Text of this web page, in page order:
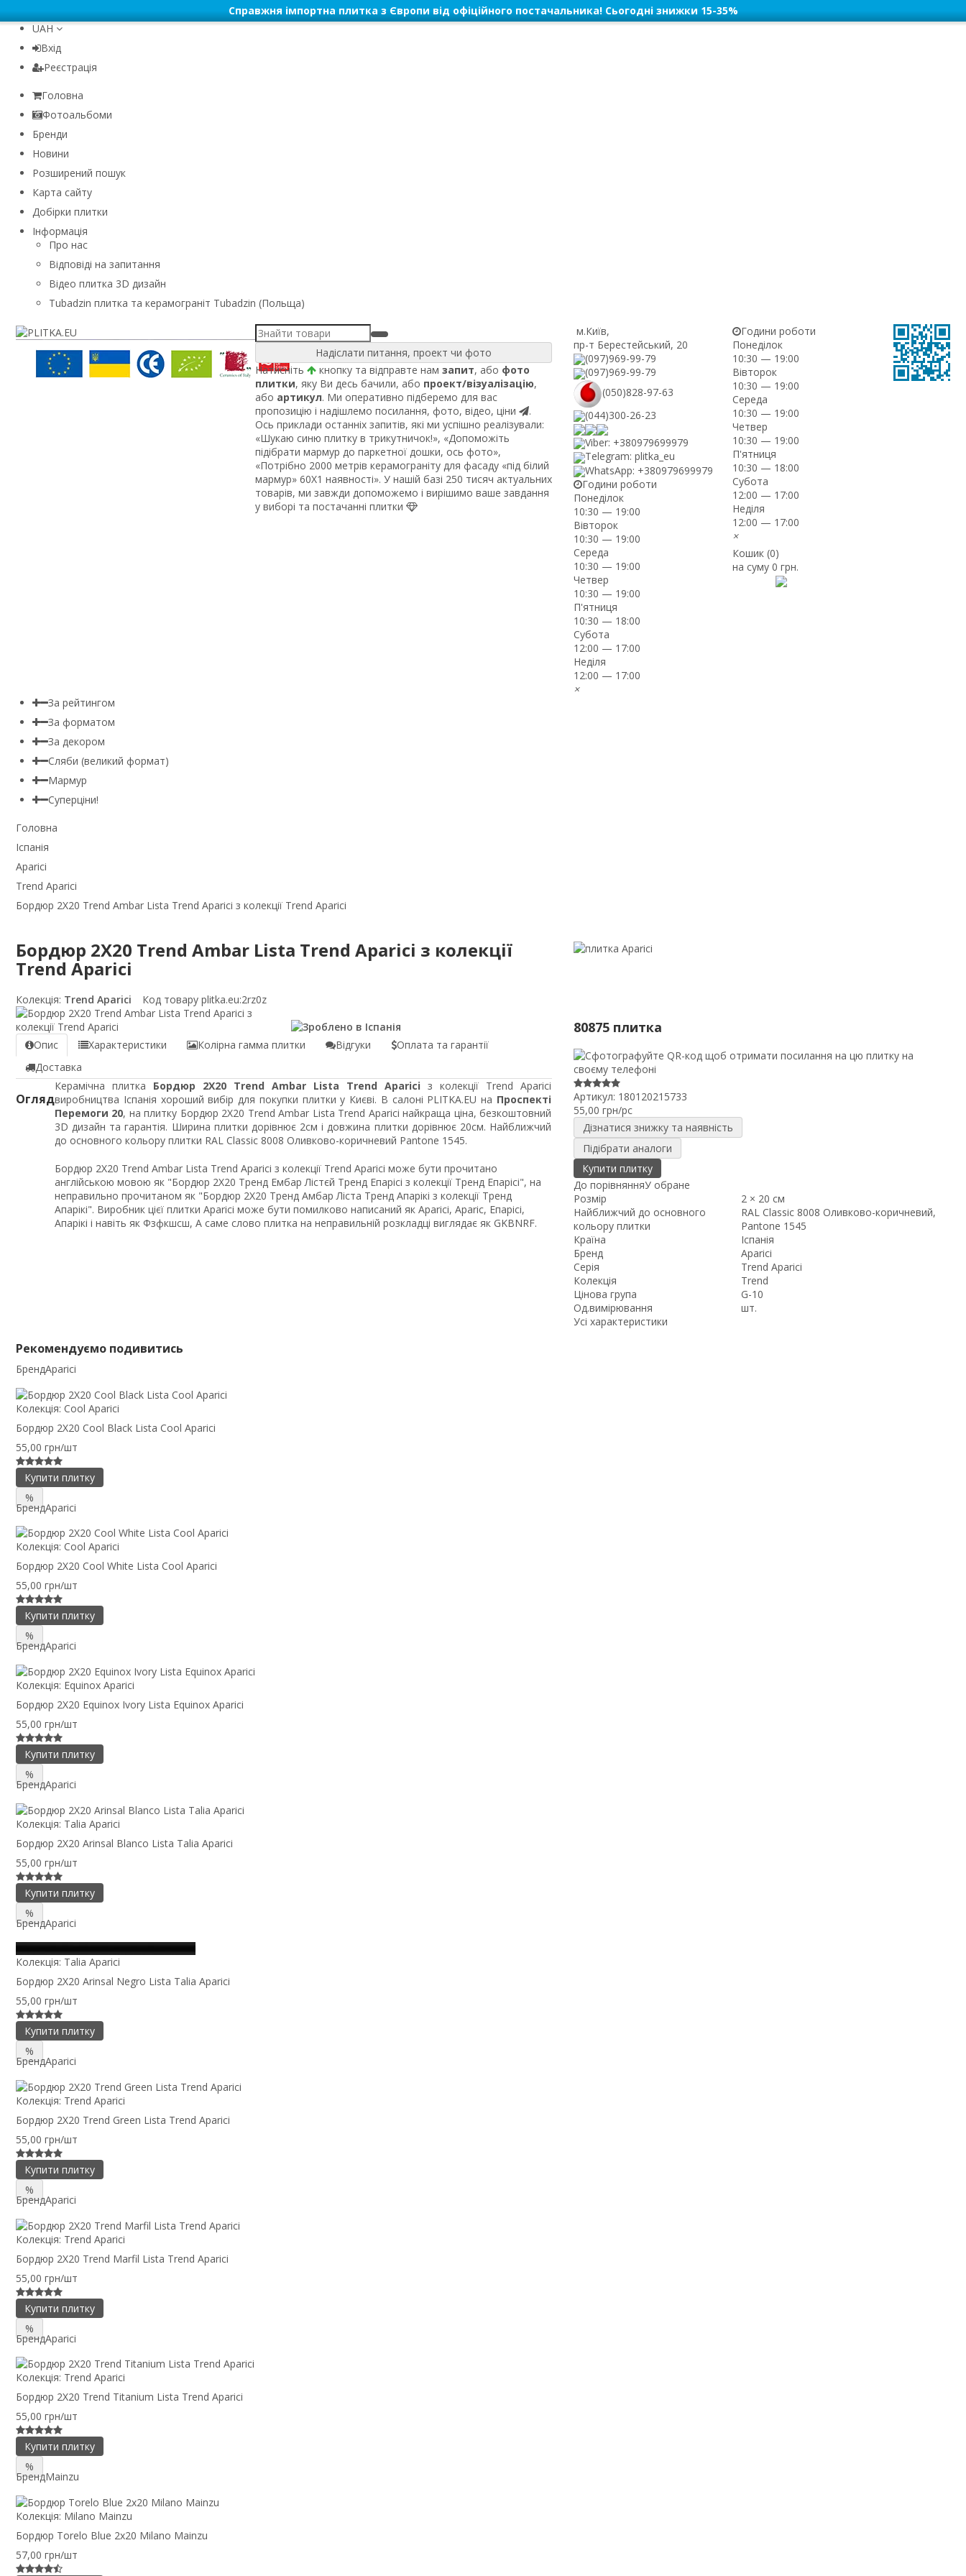
Справжня імпортна плитка з Європи від офіційного постачальника! Сьогодні знижки 15-35%
UAH
Вхід
Реєстрація
Головна
Фотоальбоми
Бренди
Новини
Розширений пошук
Карта сайту
Добірки плитки
Інформація
Про нас
Відповіді на запитання
Відео плитка 3D дизайн
Tubadzin плитка та керамограніт Tubadzin (Польща)
Надіслати питання, проект чи фото
Натисніть
кнопку та відправте нам запит, або фото
плитки, яку Ви десь бачили, або проект/візуалізацію,
або артикул. Ми оперативно підберемо для вас
пропозицію і надішлемо посилання, фото, відео, ціни
.
Ось приклади останніх запитів, які ми успішно реалізували:
«Шукаю синю плитку в трикутничок!», «Допоможіть
підібрати мармур до паркетної дошки, ось фото»,
«Потрібно 2000 метрів керамограніту для фасаду «під білий
мармур» 60Х1 наявності». У нашій базі 250 тисяч актуальних
товарів, ми завжди допоможемо і вирішимо ваше завдання
у виборі та постачанні плитки
м.Київ,
пр-т Берестейський, 20
(097)969-99-79
(097)969-99-79
(050)828-97-63
(044)300-26-23
Viber: +380979699979
Telegram: plitka_eu
WhatsApp: +380979699979
Години роботи
Понеділок
10:30 — 19:00
Вівторок
10:30 — 19:00
Середа
10:30 — 19:00
Четвер
10:30 — 19:00
П'ятниця
10:30 — 18:00
Субота
12:00 — 17:00
Неділя
12:00 — 17:00
×
Години роботи
Понеділок
10:30 — 19:00
Вівторок
10:30 — 19:00
Середа
10:30 — 19:00
Четвер
10:30 — 19:00
П'ятниця
10:30 — 18:00
Субота
12:00 — 17:00
Неділя
12:00 — 17:00
×
Кошик (0)
на суму0 грн.
За рейтингом
За форматом
За декором
Сляби (великий формат)
Мармур
Суперціни!
Головна
Іспанія
Aparici
Trend Aparici
Бордюр 2X20 Trend Ambar Lista Trend Aparici з колекції Trend Aparici
Бордюр 2X20 Trend Ambar Lista Trend Aparici з колекції
Trend Aparici
Колекція: Trend Aparici Код товару plitka.eu:2rz0z
Опис Характеристики Колірна гамма плитки Відгуки
Оплата та гарантії
Доставка
Огляд
Керамічна плитка Бордюр 2X20 Trend Ambar Lista Trend Aparici з колекції Trend Aparici
виробництва Іспанія хороший вибір для покупки плитки у Києві. В салоні PLITKA.EU на Проспекті
Перемоги 20, на плитку Бордюр 2X20 Trend Ambar Lista Trend Aparici найкраща ціна, безкоштовний
3D дизайн та гарантія. Ширина плитки дорівнює 2см і довжина плитки дорівнює 20см. Найближчий
до основного кольору плитки RAL Classic 8008 Оливково-коричневий Pantone 1545.
Бордюр 2X20 Trend Ambar Lista Trend Aparici з колекції Trend Aparici може бути прочитано
англійською мовою як "Бордюр 2X20 Тренд Ембар Лістєй Тренд Епарісі з колекції Тренд Епарісі", на
неправильно прочитаном як "Бордюр 2X20 Тренд Амбар Ліста Тренд Апарікі з колекції Тренд
Апарікі". Виробник цієї плитки Aparici може бути помилково написаний як Aparici, Aparic, Епарісі,
Апарікі і навіть як Фзфкшсш, А саме слово плитка на неправильній розкладці виглядає як GKBNRF.
80875 плитка
Артикул: 180120215733
55,00 грн/pc
Дізнатися знижку та наявність
Підібрати аналоги
Купити плитку
До порівнянняУ обране
Розмір
2 × 20 см
Найближчий до основного
кольору плитки
RAL Classic 8008 Оливково-коричневий,
Pantone 1545
Країна
Іспанія
Бренд
Aparici
Серія
Trend Aparici
Колекція
Trend
Цінова група
G-10
Од.вимірювання
шт.
Усі характеристики
Рекомендуємо подивитись
БрендAparici
Колекція: Cool Aparici
Бордюр 2X20 Cool Black Lista Cool Aparici
55,00 грн/шт
Купити плитку
%
БрендAparici
Колекція: Cool Aparici
Бордюр 2X20 Cool White Lista Cool Aparici
55,00 грн/шт
Купити плитку
%
БрендAparici
Колекція: Equinox Aparici
Бордюр 2X20 Equinox Ivory Lista Equinox Aparici
55,00 грн/шт
Купити плитку
%
БрендAparici
Колекція: Talia Aparici
Бордюр 2X20 Arinsal Blanco Lista Talia Aparici
55,00 грн/шт
Купити плитку
%
БрендAparici
Колекція: Talia Aparici
Бордюр 2X20 Arinsal Negro Lista Talia Aparici
55,00 грн/шт
Купити плитку
%
БрендAparici
Колекція: Trend Aparici
Бордюр 2X20 Trend Green Lista Trend Aparici
55,00 грн/шт
Купити плитку
%
БрендAparici
Колекція: Trend Aparici
Бордюр 2X20 Trend Marfil Lista Trend Aparici
55,00 грн/шт
Купити плитку
%
БрендAparici
Колекція: Trend Aparici
Бордюр 2X20 Trend Titanium Lista Trend Aparici
55,00 грн/шт
Купити плитку
%
БрендMainzu
Колекція: Milano Mainzu
Бордюр Torelo Blue 2x20 Milano Mainzu
57,00 грн/шт